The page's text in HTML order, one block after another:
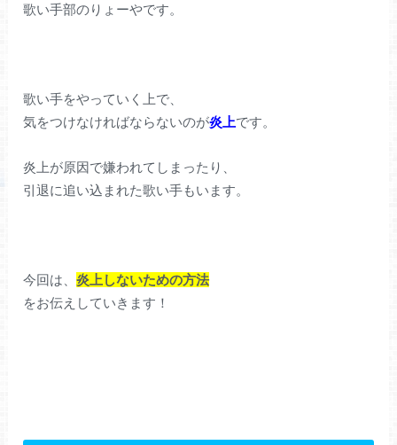
歌い手部のりょーやです。
歌い手をやっていく上で、
気をつけなければならないのが炎上です。
炎上が原因で嫌われてしまったり、
引退に追い込まれた歌い手もいます。
今回は、炎上しないための方法
をお伝えしていきます！